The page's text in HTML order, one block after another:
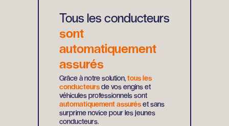
Tous les conducteurs
sont
automatiquement
assurés
Grâce à notre solution,tous les
conducteursde vos engins et
véhicules professionnels sont
automatiquement assuréset sans
surprime novice pour les jeunes
conducteurs.